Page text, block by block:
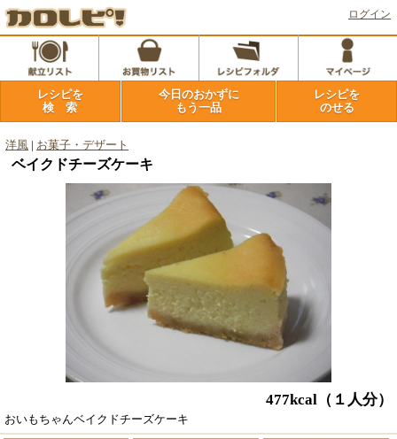
ログイン
レシピを
検 索
今日のおかずに
もう一品
レシピを
のせる
洋風 お菓子・デザート
ベイクドチーズケーキ
477kcal （１人分）
おいもちゃんベイクドチーズケーキ